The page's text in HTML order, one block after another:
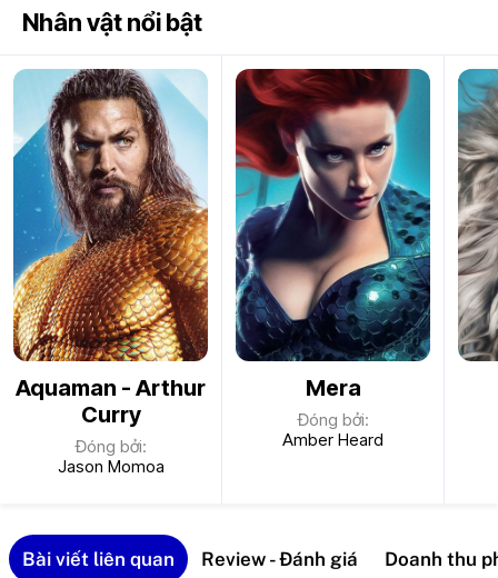
Suicide
(2016)
05 Tháng
08, 2016
Wonder
Woman
(2017)
02 Tháng
06, 2017
5
Justice
League
(2017)
17 Tháng 11,
2017
Đế vương
Atlantis
13 Tháng
12, 2018
Shazam
Cuộc Lột
Nhân vật nổi bật
Aquaman - Arthur
Curry
Đóng bởi:
Jason Momoa
Mera
Đóng bởi:
Amber Heard
Bài viết liên quan Review - Đánh giá Doanh thu